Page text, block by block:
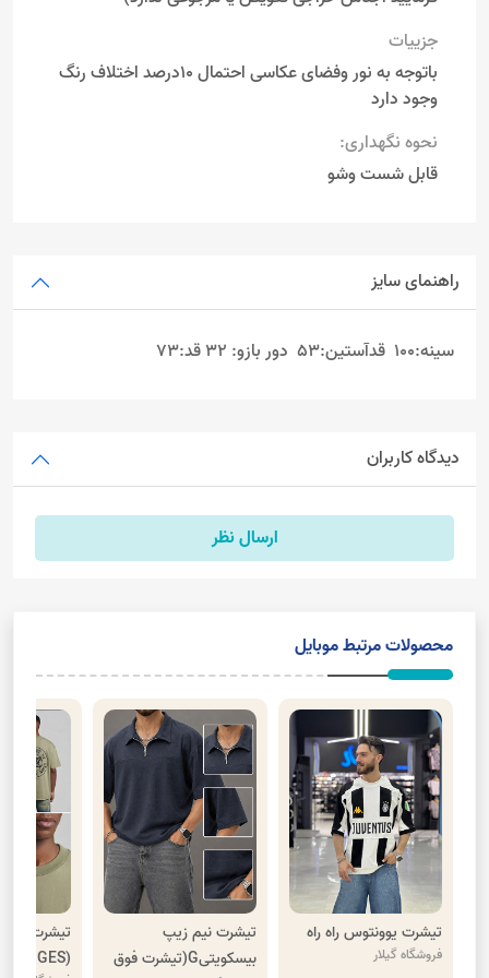
جزییات
باتوجه به نور وفضای عکاسی احتمال 10درصد اختلاف رنگ
وجود دارد
نحوه نگهداری:
قابل شست وشو
راهنمای سایز
سینه:100 قدآستین:53 دور بازو: 32 قد:73
دیدگاه کاربران
ارسال نظر
محصولات مرتبط موبایل
تیشرت یوونتوس راه راه
فروشگاه گیلار
تیشرت نیم زیپ
بیسکویتیG(تیشرت فوق
تیشرت پنبه
(BEWARE OF DOGES)